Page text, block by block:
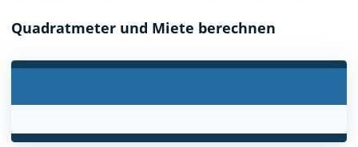
Quadratmeter und Miete berechnen